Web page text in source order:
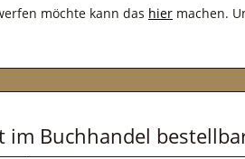
möchte kann das hier machen.
im Buchhandel